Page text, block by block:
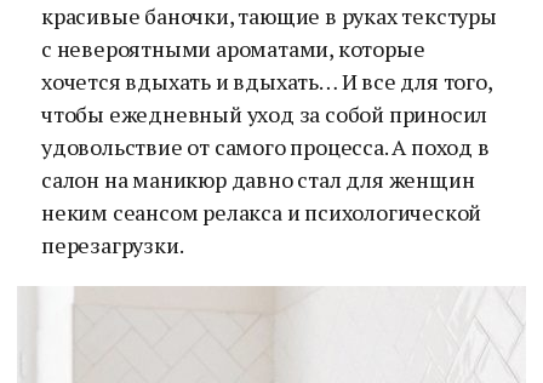
красивые баночки, тающие в руках текстуры
с невероятными ароматами, которые
хочется вдыхать и вдыхать… И все для того,
чтобы ежедневный уход за собой приносил
удовольствие от самого процесса. А поход в
салон на маникюр давно стал для женщин
неким сеансом релакса и психологической
перезагрузки.